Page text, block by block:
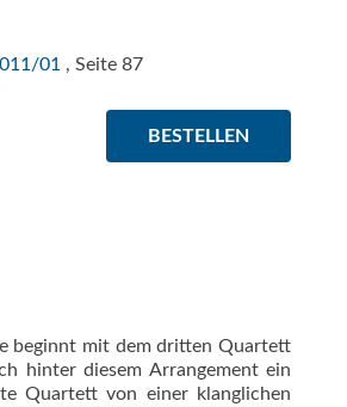
01 , Seite 87
BESTELLEN
beginnt mit dem dritten Quartett
hinter diesem Arrangement ein
Quartett von einer klanglichen